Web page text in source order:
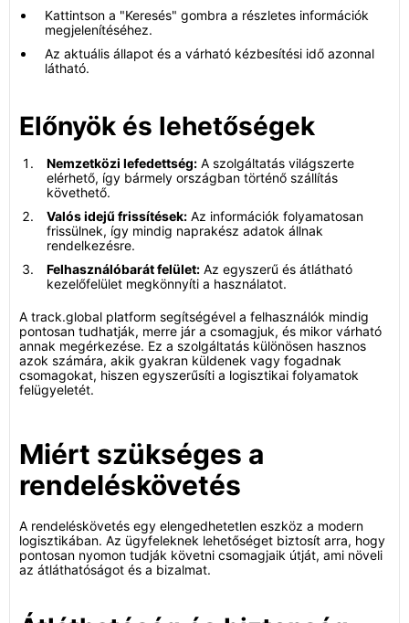
Kattintson a "Keresés" gombra a részletes információk
megjelenítéséhez.
Az aktuális állapot és a várható kézbesítési idő azonnal
látható.
Előnyök és lehetőségek
Nemzetközi lefedettség: A szolgáltatás világszerte
elérhető, így bármely országban történő szállítás
követhető.
Valós idejű frissítések: Az információk folyamatosan
frissülnek, így mindig naprakész adatok állnak
rendelkezésre.
Felhasználóbarát felület: Az egyszerű és átlátható
kezelőfelület megkönnyíti a használatot.
A track.global platform segítségével a felhasználók mindig
pontosan tudhatják, merre jár a csomagjuk, és mikor várható
annak megérkezése. Ez a szolgáltatás különösen hasznos
azok számára, akik gyakran küldenek vagy fogadnak
csomagokat, hiszen egyszerűsíti a logisztikai folyamatok
felügyeletét.
Miért szükséges a
rendeléskövetés
A rendeléskövetés egy elengedhetetlen eszköz a modern
logisztikában. Az ügyfeleknek lehetőséget biztosít arra, hogy
pontosan nyomon tudják követni csomagjaik útját, ami növeli
az átláthatóságot és a bizalmat.